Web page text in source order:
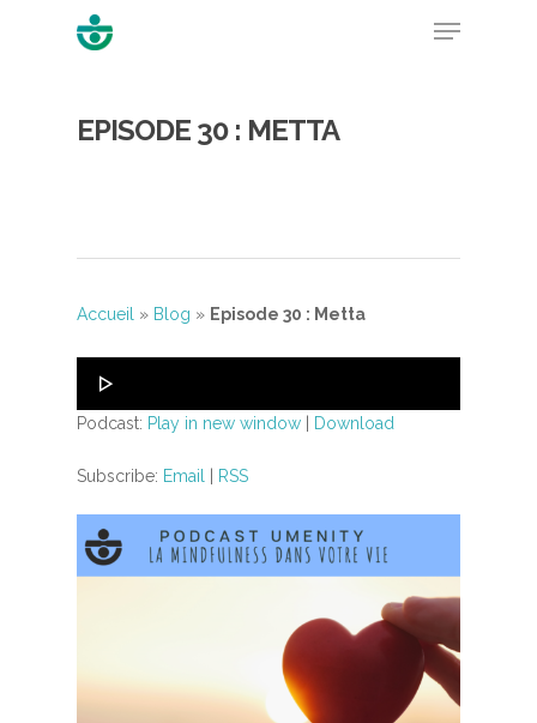
EPISODE 30 : METTA
Accueil » Blog » Episode 30 : Metta
audio
Podcast: Play in new window Download
Subscribe: Email RSS